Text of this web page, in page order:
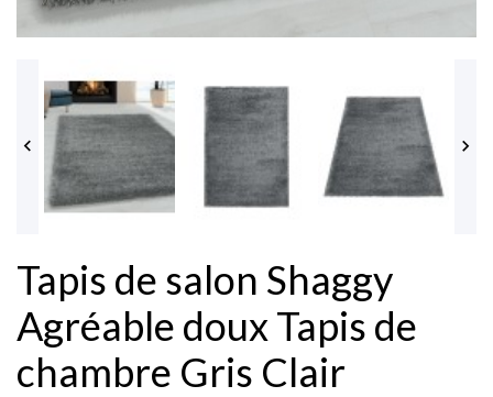
 
Tapis de salon Shaggy
Agréable doux Tapis de
chambre Gris Clair